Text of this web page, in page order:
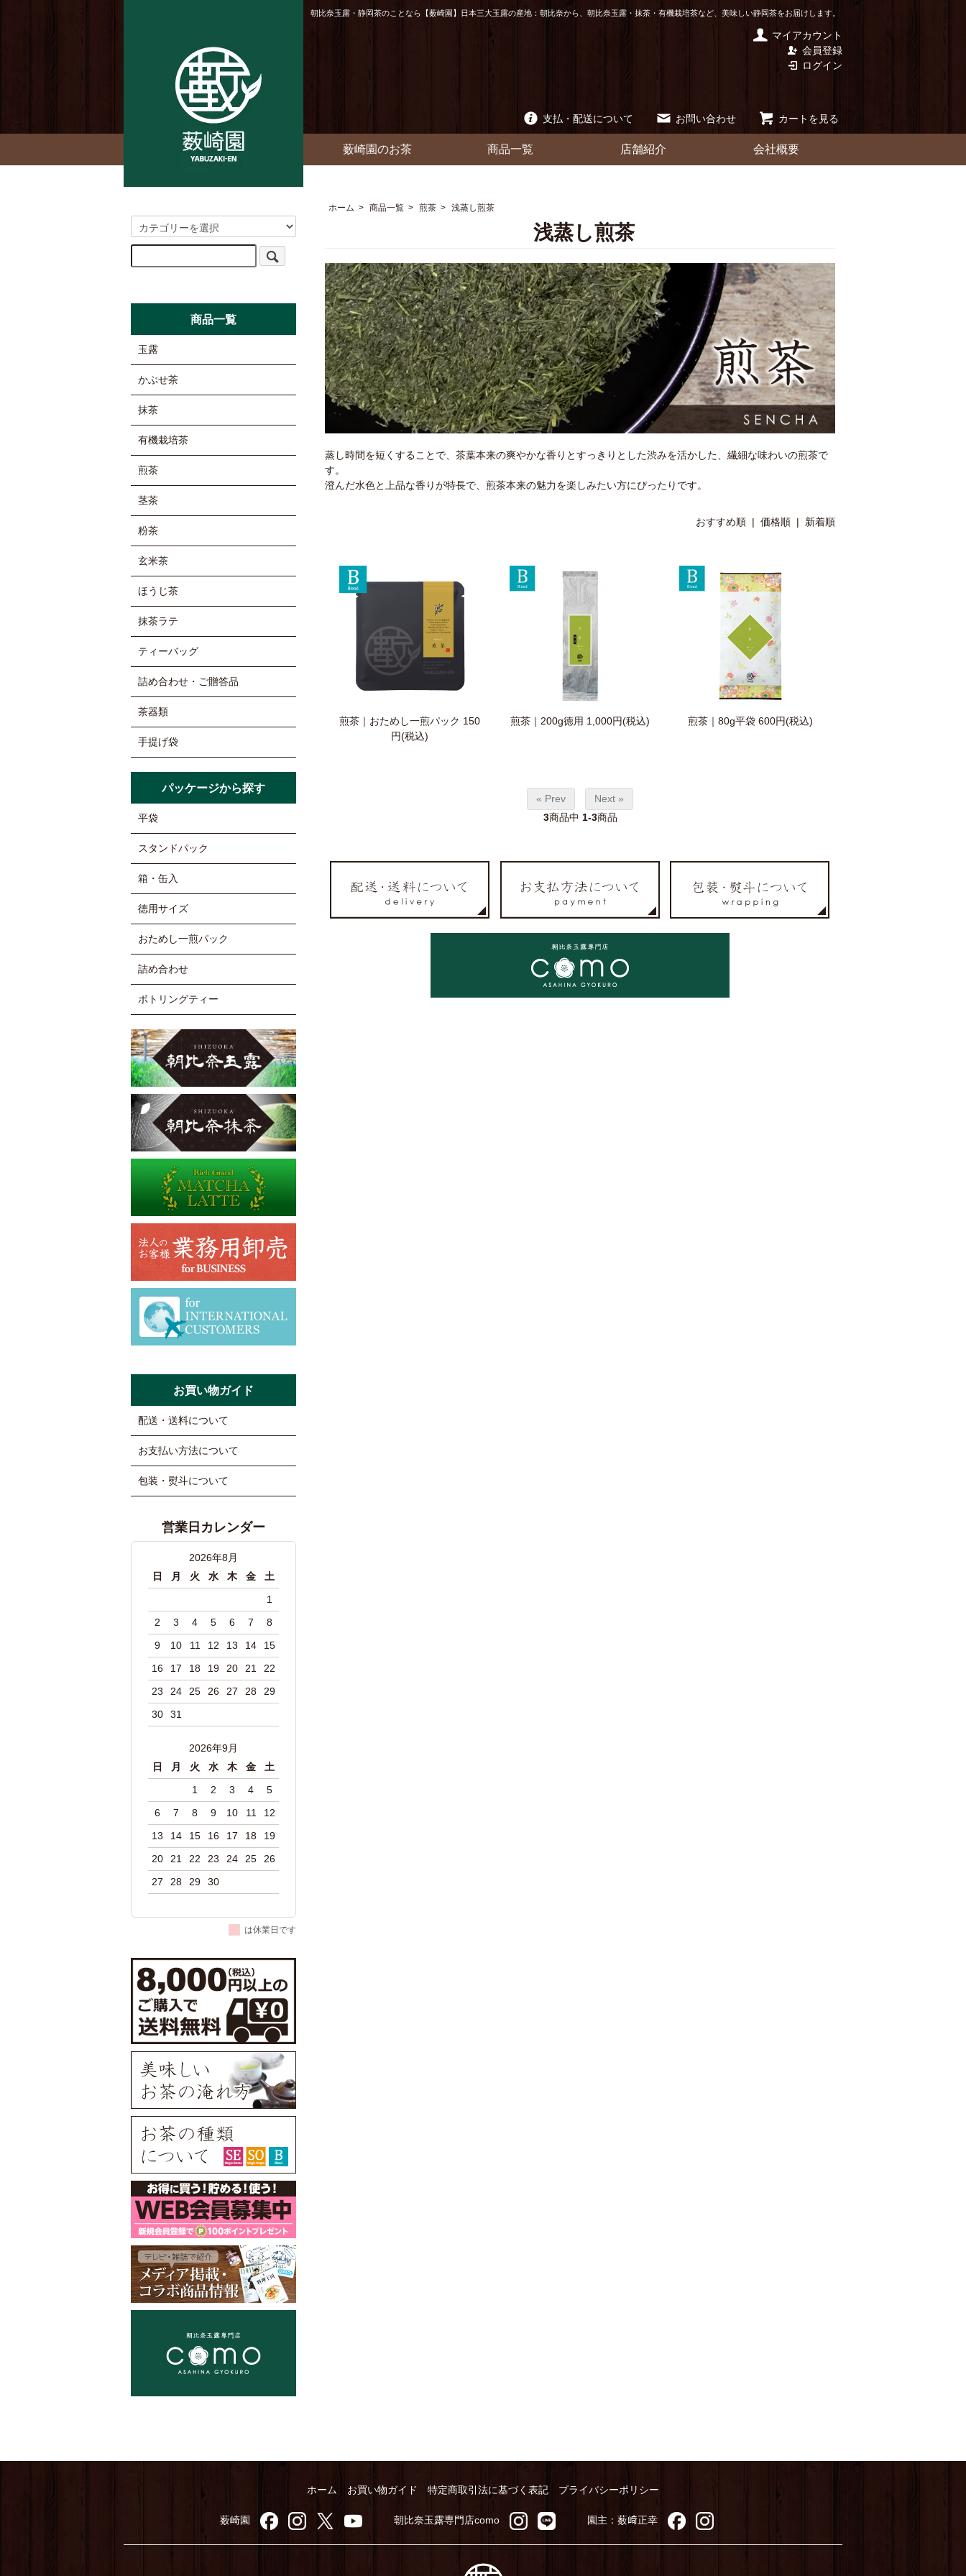
朝比奈玉露・静岡茶のことなら【薮崎園】日本三大玉露の産地：朝比奈から、朝比奈玉露・抹茶・有機栽培茶など、美味しい静岡茶をお届けします。
マイアカウント
会員登録
ログイン
カートを見る
お問い合わせ
支払・配送について
薮崎園のお茶 商品一覧 店舗紹介 会社概要
ホーム > 商品一覧 > 煎茶 > 浅蒸し煎茶
浅蒸し煎茶
蒸し時間を短くすることで、茶葉本来の爽やかな香りとすっきりとした渋みを活かした、繊細な味わいの煎茶で
す。
澄んだ水色と上品な香りが特長で、煎茶本来の魅力を楽しみたい方にぴったりです。
おすすめ順 | 価格順 | 新着順
煎茶｜おためし一煎パック 150
円(税込)
煎茶｜200g徳用 1,000円(税込) 煎茶｜80g平袋600円(税込)
« Prev
Next »
3商品中 1-3商品
商品一覧
玉露
かぶせ茶
抹茶
有機栽培茶
煎茶
茎茶
粉茶
玄米茶
ほうじ茶
抹茶ラテ
ティーバッグ
詰め合わせ・ご贈答品
茶器類
手提げ袋
パッケージから探す
平袋
スタンドパック
箱・缶入
徳用サイズ
おためし一煎パック
詰め合わせ
ボトリングティー
お買い物ガイド
配送・送料について
お支払い方法について
包装・熨斗について
営業日カレンダー
2026年8月
日
月 火 水 木 金
土
1
2
3 4 5 6 7
8
9
10 11 12 13 14
15
16
17 18 19 20 21
22
23
24 25 26 27 28
29
30
31
2026年9月
日
月 火 水 木 金
土
1
2 3 4
5
6
7 8 9 10 11
12
13
14 15 16 17 18
19
20
21 22 23 24 25
26
27
28 29 30
は休業日です
ホーム お買い物ガイド 特定商取引法に基づく表記 プライバシーポリシー
薮崎園 朝比奈玉露専門店como 園主：薮﨑正幸